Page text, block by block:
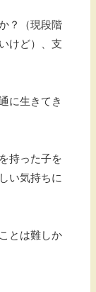
？（現段階
けど）、支
に生きてき
持った子を
い気持ちに
とは難しか